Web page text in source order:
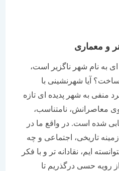
شهر ناگزیر است،
آیا شهرنشینی با
به شهر پدیده ای تازه
نامتناسب،
است. در واقع ما در
تاریخی، اجتماعی و چه
نقادانه تر و با فکر
حسی درگذریم تا